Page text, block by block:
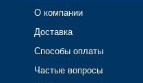
О компании
Доставка
Способы оплаты
Частые вопросы